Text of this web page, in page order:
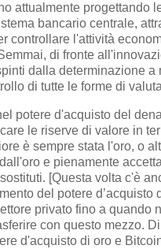
attualmente progettando
bancario centrale,
controllare l'attività
di fronte
dalla determinazione a
di tutte le forme di
potere d'acquisto del
le riserve di valore in
è sempre stata l'oro, o
e pienamente
[Questa volta c'è
del potere d’acquisto
privato fino a quando
con questo mezzo. Di
d'acquisto di oro e